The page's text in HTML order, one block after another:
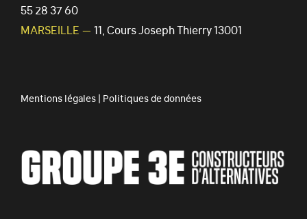
55 28 37 60
MARSEILLE — 11, Cours Joseph Thierry 13001
Mentions légales| Politiques de données